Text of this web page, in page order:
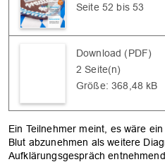
Seite 52 bis 53
Download (PDF)
2 Seite(n)
Größe: 368,48 kB
Ein Teilnehmer meint, es wäre
Blut abzunehmen als weitere
Aufklärungsgespräch